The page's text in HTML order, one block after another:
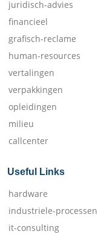
juridisch-advies
financieel
grafisch-reclame
human-resources
vertalingen
verpakkingen
opleidingen
milieu
callcenter
Useful Links
hardware
industriele-processen
it-consulting